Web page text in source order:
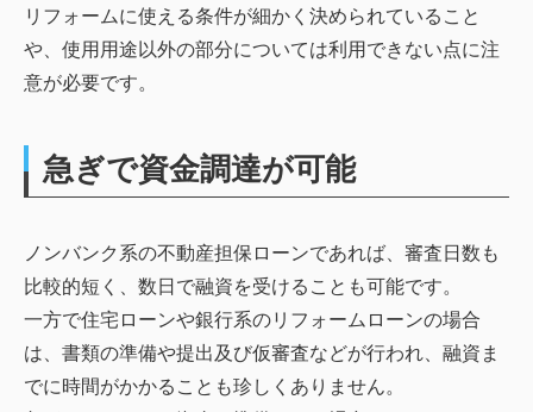
リフォームに使える条件が細かく決められていること
や、使用用途以外の部分については利用できない点に注
意が必要です。
急ぎで資金調達が可能
ノンバンク系の不動産担保ローンであれば、審査日数も
比較的短く、数日で融資を受けることも可能です。
一方で住宅ローンや銀行系のリフォームローンの場合
は、書類の準備や提出及び仮審査などが行われ、融資ま
でに時間がかかることも珍しくありません。